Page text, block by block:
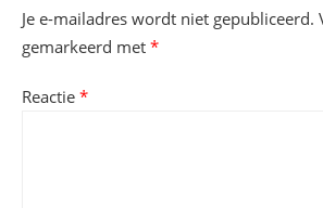
Je e-mailadres wordt niet gepubliceerd.
gemarkeerd met *
Reactie *